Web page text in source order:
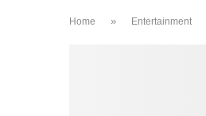
Home » Entertainment